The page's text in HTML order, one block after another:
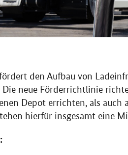
den Aufbau von
neue Förderrichtlinie
Depot errichten, als auch
hierfür insgesamt eine